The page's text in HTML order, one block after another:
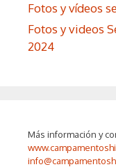
Fotos y vídeos
Fotos y videos
2024
Más información y